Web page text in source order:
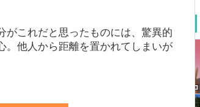
がこれだと思ったものには、驚異的
。他人から距離を置かれてしまいが